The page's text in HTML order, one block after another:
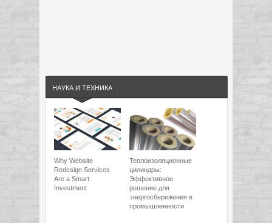
НАУКА И ТЕХНИКА
Why Website
Redesign Services
Are a Smart
Investment
Теплоизоляционные
цилиндры:
Эффективное
решение для
энергосбережения в
промышленности